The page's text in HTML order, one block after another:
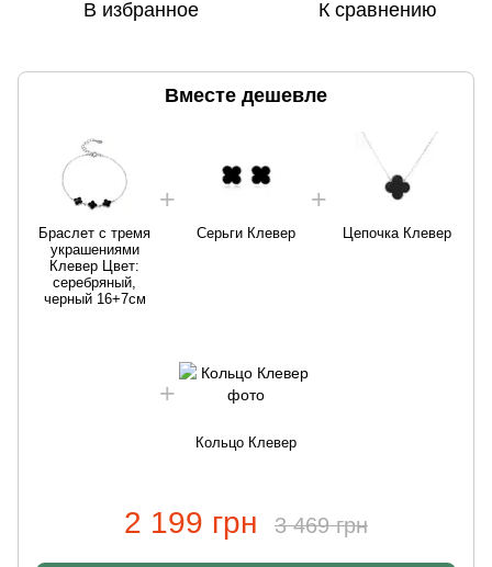
В избранное К сравнению
Вместе дешевле
Браслет с тремя
украшениями
Клевер Цвет:
серебряный,
черный 16+7см
Серьги Клевер Цепочка Клевер
Кольцо Клевер
2 199 грн 3 469 грн